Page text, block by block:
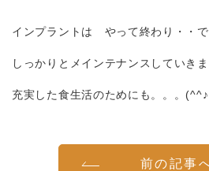
インプラントは やって終わり・・で
しっかりとメインテナンスしていきま
充実した食生活のためにも。。。(^^♪
前の記事